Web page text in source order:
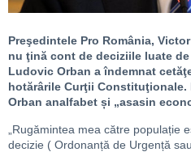
Preşedintele Pro România,
nu ţină cont de deciziile luate
Ludovic Orban a îndemnat
hotărârile Curţii Constituţionale.
Orban analfabet și „asasin
„Rugămintea mea către populație
decizie ( Ordonanță de Urgență